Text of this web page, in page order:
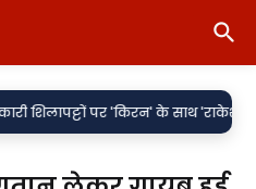
के साथ 'राकेश' की एंट्री पर सवाल•